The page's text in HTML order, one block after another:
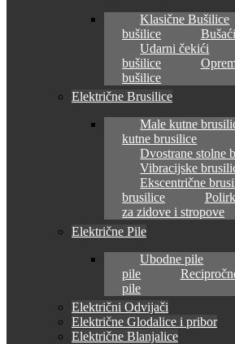
Klasične Bušilice
bušilice
Udarni čekići
bušilice
bušilice
Električne Brusilice
Male kutne
kutne brusilice
Dvostrane stolne
Vibracijske
Ekscentrične
brusilice
za zidove i stropove
Električne Pile
Ubodne pile
pile
pile
Električni Odvijači
Električne Glodalice i pribor
Električne Blanjalice